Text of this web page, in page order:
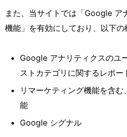
また、当サイトでは「Google ア
機能」を有効にしており、以下の
Google アナリティクスのユ
ストカテゴリに関するレポー
リマーケティング機能を含
能
Google シグナル